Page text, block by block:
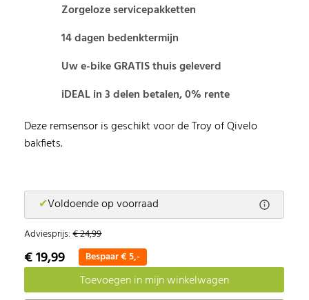
Zorgeloze servicepakketten
14 dagen bedenktermijn
Uw e-bike GRATIS thuis geleverd
iDEAL in 3 delen betalen, 0% rente
Deze remsensor is geschikt voor de Troy of Qivelo
bakfiets.
✔Voldoende op voorraad
Adviesprijs:€ 24,99
€ 19,99 Bespaar € 5,-